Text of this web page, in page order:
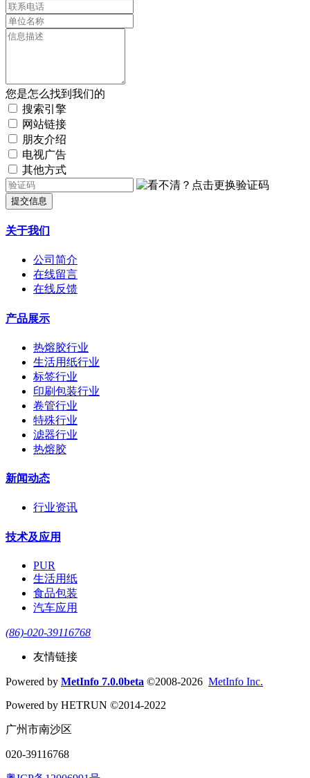
您是怎么找到我们的
搜索引擎
网站链接
朋友介绍
电视广告
其他方式
提交信息
关于我们
公司简介
在线留言
在线反馈
产品展示
热熔胶行业
生活用纸行业
标签行业
印刷包装行业
卷管行业
特殊行业
滤器行业
热熔胶
新闻动态
行业资讯
技术及应用
PUR
生活用纸
食品包装
汽车应用
(86)-020-39116768
友情链接
Powered by MetInfo 7.0.0beta ©2008-2026 MetInfo Inc.
Powered by HETRUN ©2014-2022
广州市南沙区
020-39116768